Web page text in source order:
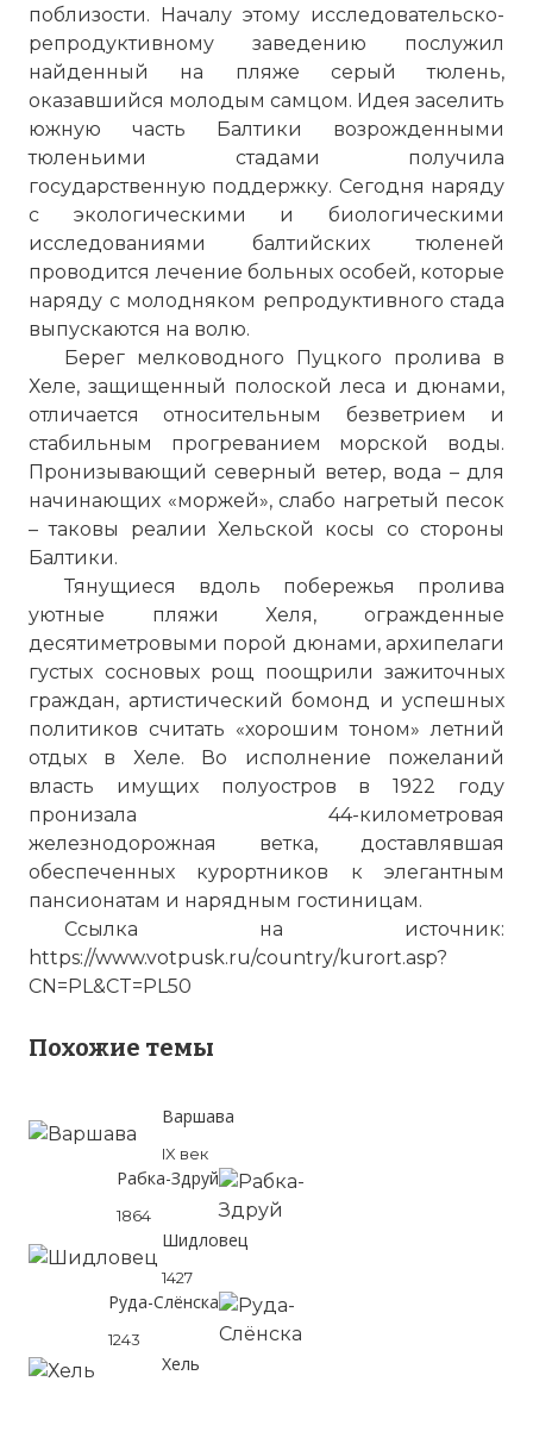
поблизости. Началу этому исследовательско-
репродуктивному заведению послужил
найденный на пляже серый тюлень,
оказавшийся молодым самцом. Идея заселить
южную часть Балтики возрожденными
тюленьими стадами получила
государственную поддержку. Сегодня наряду
с экологическими и биологическими
исследованиями балтийских тюленей
проводится лечение больных особей, которые
наряду с молодняком репродуктивного стада
выпускаются на волю.
Берег мелководного Пуцкого пролива в
Хеле, защищенный полоской леса и дюнами,
отличается относительным безветрием и
стабильным прогреванием морской воды.
Пронизывающий северный ветер, вода – для
начинающих «моржей», слабо нагретый песок
– таковы реалии Хельской косы
со стороны
Балтики.
Тянущиеся вдоль побережья пролива
уютные пляжи Хеля, огражденные
десятиметровыми порой дюнами, архипелаги
густых сосновых рощ поощрили зажиточных
граждан, артистический бомонд и успешных
политиков считать «хорошим тоном» летний
отдых в Хеле. Во исполнение пожеланий
власть имущих полуостров в 1922 году
пронизала 44-километровая
железнодорожная ветка, доставлявшая
обеспеченных курортников к элегантным
пансионатам и нарядным гостиницам.
Ссылка на источник:
https://www.votpusk.ru/country/kurort.asp?
CN=PL&CT=PL50
Похожие темы
Варшава
IX век
Рабка-Здруй
1864
Шидловец
1427
Руда-Слёнска
1243
Хель